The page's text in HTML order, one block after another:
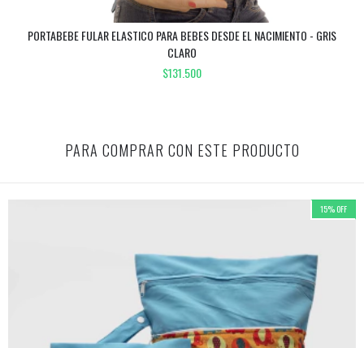
PORTABEBE FULAR ELASTICO PARA BEBES DESDE EL NACIMIENTO - GRIS
CLARO
$131.500
PARA COMPRAR CON ESTE PRODUCTO
15% OFF